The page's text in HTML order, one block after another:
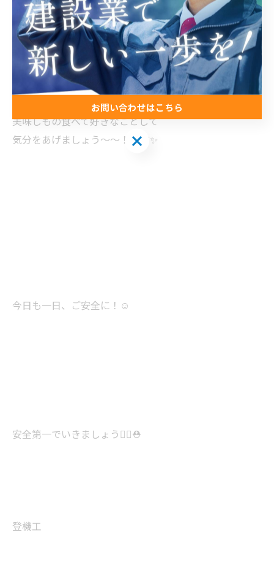
なんだかテンションも下がっちゃいますね⤵️
美味しもの食べて好きなことして
気分をあげましょう〜〜！😍⤴️✨
今日も一日、ご安全に！☺️
安全第一でいきましょう👷‍♂️⛑️
登機工
お問い合わせはこちら
お問い合わせはこちら